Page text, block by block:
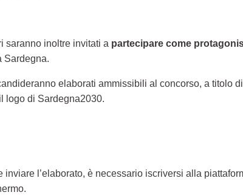
saranno inoltre invitati a partecipare come
Sardegna.
elaborati ammissibili al concorso, a titolo
logo di Sardegna2030.
inviare l’elaborato, è necessario iscriversi alla